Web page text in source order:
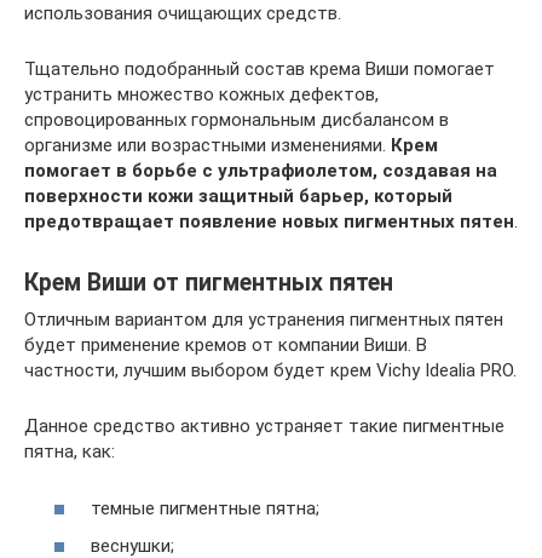
использования очищающих средств.
Тщательно подобранный состав крема Виши помогает
устранить множество кожных дефектов,
спровоцированных гормональным дисбалансом в
организме или возрастными изменениями. Крем
помогает в борьбе с ультрафиолетом, создавая на
поверхности кожи защитный барьер, который
предотвращает появление новых пигментных пятен.
Крем Виши от пигментных пятен
Отличным вариантом для устранения пигментных пятен
будет применение кремов от компании Виши. В
частности, лучшим выбором будет крем Vichy Idealia PRO.
Данное средство активно устраняет такие пигментные
пятна, как:
темные пигментные пятна;
веснушки;